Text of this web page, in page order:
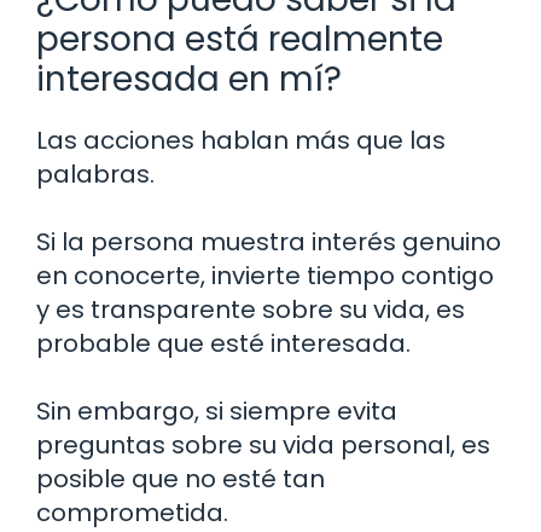
persona está realmente
interesada en mí?
Las acciones hablan más que las
palabras.
Si la persona muestra interés genuino
en conocerte, invierte tiempo contigo
y es transparente sobre su vida, es
probable que esté interesada.
Sin embargo, si siempre evita
preguntas sobre su vida personal, es
posible que no esté tan
comprometida.